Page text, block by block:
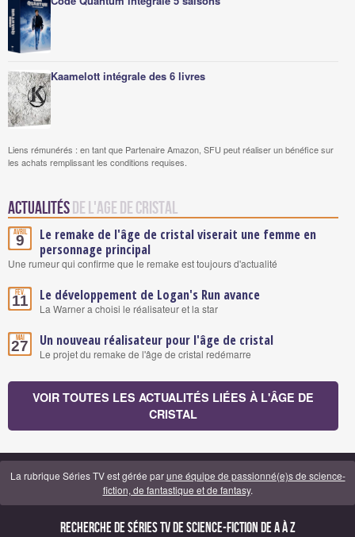
Kaamelott intégrale des 6 livres
Liens rémunérés : en tant que Partenaire Amazon, SFU peut réaliser un bénéfice sur
les achats remplissant les conditions requises.
Actualités de L'Age de Cristal
Avril
9
Le remake de l'âge de cristal viserait une femme en
personnage principal
Une rumeur qui confirme que le remake est toujours d'actualité
Fév.
11 Le développement de Logan's Run avance
La Warner a choisi le réalisateur et la star
Mai
27 Un nouveau réalisateur pour l'âge de cristal
Le projet du remake de l'âge de cristal redémarre
VOIR TOUTES LES ACTUALITÉS LIÉES À L'ÂGE DE
CRISTAL
La rubrique Séries TV est gérée parune équipe de passionné(e)s de science-
fiction, de fantastique et de fantasy.
Recherche de Séries TV de science-fiction de A à Z